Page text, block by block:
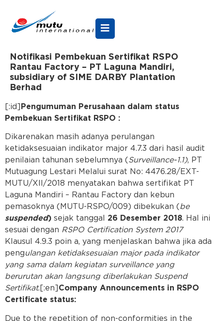
Notifikasi Pembekuan Sertifikat RSPO
Rantau Factory – PT Laguna Mandiri,
subsidiary of SIME DARBY Plantation
Berhad
[:id] Pengumuman Perusahaan dalam status
Pembekuan Sertifikat RSPO :
Dikarenakan masih adanya perulangan
ketidaksesuaian indikator major 4.7.3 dari hasil audit
penilaian tahunan sebelumnya (Surveillance-1.1), PT
Mutuagung Lestari Melalui surat No: 4476.28/EXT-
MUTU/XII/2018 menyatakan bahwa sertifikat PT
Laguna Mandiri – Rantau Factory dan kebun
pemasoknya (MUTU-RSPO/009) dibekukan (be
suspended) sejak tanggal 26 Desember 2018. Hal ini
sesuai dengan RSPO Certification System 2017
Klausul 4.9.3 poin a, yang menjelaskan bahwa jika ada
pengulangan ketidaksesuaian major pada indikator
yang sama dalam kegiatan surveillance yang
berurutan akan langsung diberlakukan Suspend
Sertifikat.[:en] Company Announcements in RSPO
Certificate status:
Due to the repetition of non-conformities in the